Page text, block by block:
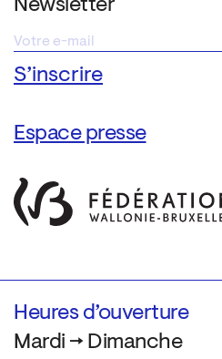
Newsletter
Espace presse
Heures d’ouverture
Mardi → Dimanche